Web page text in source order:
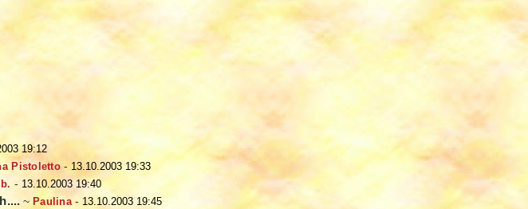
19:12
Pistoletto- 13.10.2003 19:33
b. - 13.10.2003 19:40
~ Paulina- 13.10.2003 19:45